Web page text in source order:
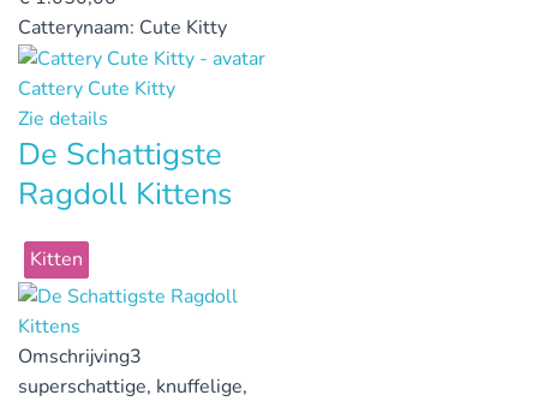
Catterynaam: Cute Kitty
Cattery Cute Kitty
Zie details
De Schattigste
Ragdoll Kittens
Kitten
Omschrijving3
superschattige, knuffelige,